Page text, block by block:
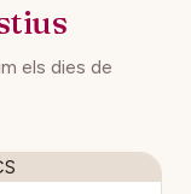
els dies de